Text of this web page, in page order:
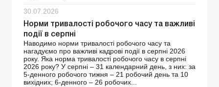
30.07.2026
Норми тривалості робочого часу та важливі
події в серпні
Наводимо норми тривалості робочого часу та
нагадуємо про важливі кадрові події в серпні 2026
року. Яка норма тривалості робочого часу в серпні
2026 року? У серпні – 31 календарний день, з них: за
5-денного робочого тижня – 21 робочий день та 10
вихідних; 6-денного – 26 робочих...